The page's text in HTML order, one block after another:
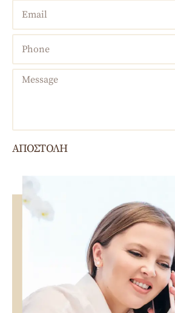
ΑΠΟΣΤΟΛΗ